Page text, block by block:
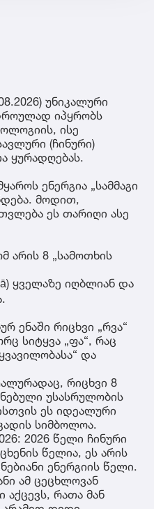
უნიკალური
იპყრობს
ისე
(ჩინური)
ყურადღებას.
ენერგია „სამმაგი
მოდით,
ეს თარიღი ასე
არის 8 „სამოთხის
ყველაზე იღბლიან და
ენაში რიცხვი „რვა“
სიტყვა „ფა“, რაც
და
რიცხვი 8
უსასრულობის
ეს იდეალური
სიმბოლოა.
2026 წელი ჩინური
წელია, ეს არის
ენერგიის წელი.
ამ ცეცხლოვან
აქცევს, რათა მან